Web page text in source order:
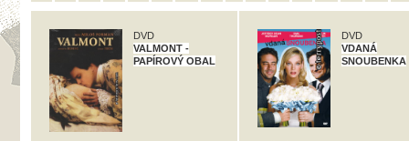
DVD
VALMONT -
PAPÍROVÝ OBAL
DVD
VDANÁ
SNOUBENKA